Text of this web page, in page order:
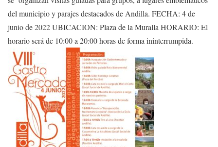
del municipio y parajes destacados de Andilla. FECHA: 4 de
junio de 2022 UBICACION: Plaza de la Muralla HORARIO: El
horario será de 10:00 a 20:00 horas de forma ininterrumpida.